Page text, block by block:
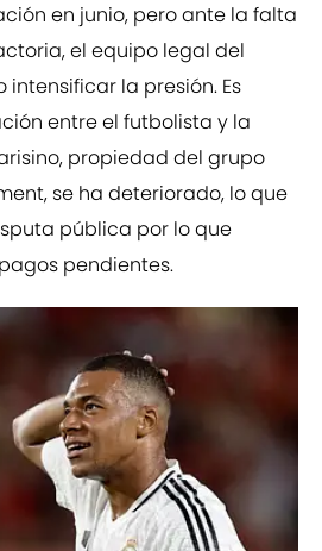
en junio, pero ante la falta
el equipo legal del
la presión. Es
entre el futbolista y la
propiedad del grupo
se ha deteriorado, lo que
pública por lo que
pendientes.